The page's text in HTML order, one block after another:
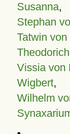
Susanna,
Stephan
Tatwin
Theodorich
Vissia von
Wigbert,
Wilhelm